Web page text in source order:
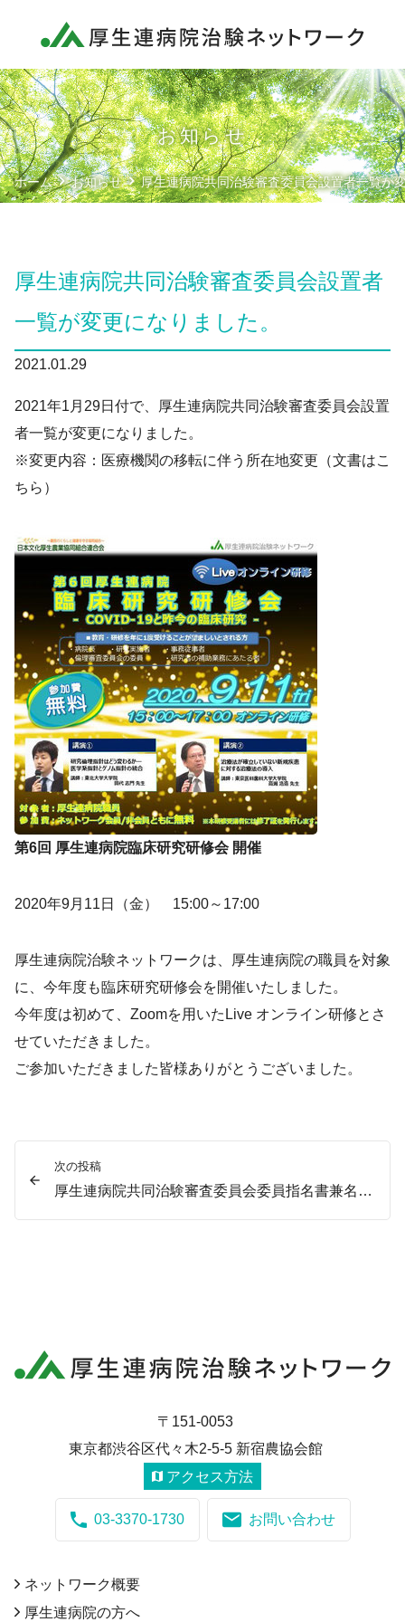
ネットワーク概要
厚生連病院の方へ
治験依頼者様へ
患者様へ
共同治験審査委員会
お問い合わせ
お知らせ
ホーム お知らせ 厚生連病院共同治験審査委員会設置者一覧が
厚生連病院共同治験審査委員会設置者
一覧が変更になりました。
2021.01.29
2021年1月29日付で、厚生連病院共同治験審査委員会設置
者一覧が変更になりました。
※変更内容：医療機関の移転に伴う所在地変更（文書はこ
ちら ）
第6回 厚生連病院臨床研究研修会 開催
2020年9月11日（金） 15:00～17:00
厚生連病院治験ネットワークは、厚生連病院の職員を対象
に、今年度も臨床研究研修会を開催いたしました。
今年度は初めて、Zoomを用いたLive オンライン研修とさ
せていただきました。
ご参加いただきました皆様ありがとうございました。
次の投稿
厚生連病院共同治験審査委員会委員指名書兼名簿が変更になりました。
〒151-0053
東京都渋谷区代々木2-5-5 新宿農協会館
アクセス方法
03-3370-1730 お問い合わせ
ネットワーク概要
厚生連病院の方へ